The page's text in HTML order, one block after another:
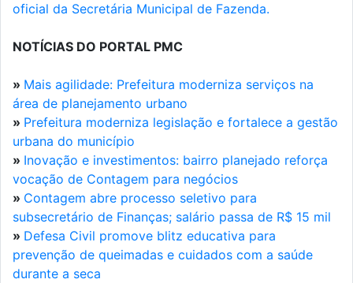
oficial da Secretária Municipal de Fazenda.
NOTÍCIAS DO PORTAL PMC
» Mais agilidade: Prefeitura moderniza serviços na
área de planejamento urbano
» Prefeitura moderniza legislação e fortalece a gestão
urbana do município
» Inovação e investimentos: bairro planejado reforça
vocação de Contagem para negócios
» Contagem abre processo seletivo para
subsecretário de Finanças; salário passa de R$ 15 mil
» Defesa Civil promove blitz educativa para
prevenção de queimadas e cuidados com a saúde
durante a seca